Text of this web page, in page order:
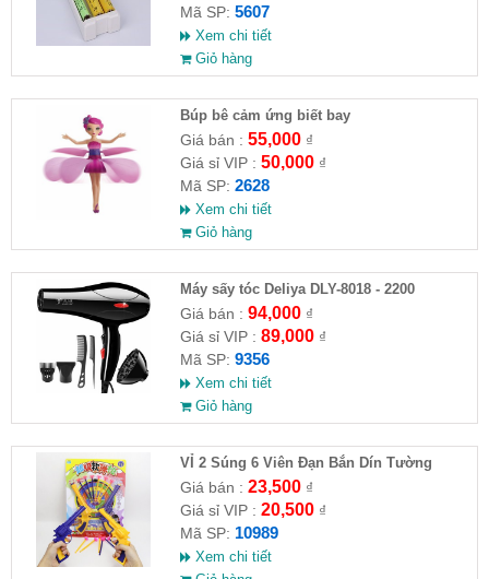
Mã SP: 5607
Xem chi tiết
Giỏ hàng
​Búp bê cảm ứng biết bay
Giá bán : 55,000₫
Giá sỉ VIP : 50,000₫
Mã SP: 2628
Xem chi tiết
Giỏ hàng
Máy sấy tóc Deliya DLY-8018 - 2200
Giá bán : 94,000₫
Giá sỉ VIP : 89,000₫
Mã SP: 9356
Xem chi tiết
Giỏ hàng
VỈ 2 Súng 6 Viên Đạn Bắn Dín Tường
Giá bán : 23,500₫
Giá sỉ VIP : 20,500₫
Mã SP: 10989
Xem chi tiết